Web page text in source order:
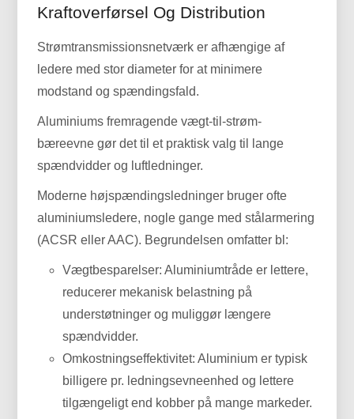
Kraftoverførsel Og Distribution
Strømtransmissionsnetværk er afhængige af
ledere med stor diameter for at minimere
modstand og spændingsfald.
Aluminiums fremragende vægt-til-strøm-
bæreevne gør det til et praktisk valg til lange
spændvidder og luftledninger.
Moderne højspændingsledninger bruger ofte
aluminiumsledere, nogle gange med stålarmering
(ACSR eller AAC). Begrundelsen omfatter bl:
Vægtbesparelser: Aluminiumtråde er lettere,
reducerer mekanisk belastning på
understøtninger og muliggør længere
spændvidder.
Omkostningseffektivitet: Aluminium er typisk
billigere pr. ledningsevneenhed og lettere
tilgængeligt end kobber på mange markeder.